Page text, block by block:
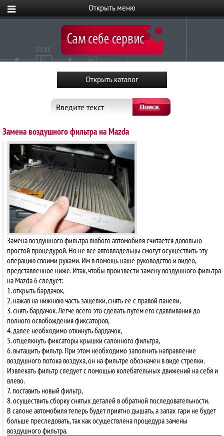
Введите текст
Замена воздушного фильтра на Mazda
Замена воздушного фильтра любого автомобиля считается довольно
простой процедурой. Но не все автовладельцы смогут осуществить эту
операцию своими руками. Им в помощь наше руководство и видео,
представленное ниже. Итак, чтобы произвести замену воздушного фильтра
на Mazda 6 следует:
1. открыть бардачок,
2. нажав на нижнюю часть защелки, снять ее с правой панели,
3. снять бардачок. Легче всего это сделать путем его сдавливания до
полного освобождения фиксаторов,
4. далее необходимо откинуть бардачок,
5. отщелкнуть фиксаторы крышки салонного фильтра,
6. вытащить фильтр. При этом необходимо заполнить направление
воздушного потока воздуха, он на фильтре обозначен в виде стрелки.
Извлекать фильтр следует с помощью колебательных движений на себя и
влево.
7. поставить новый фильтр,
8. осуществить сборку снятых деталей в обратной последовательности.
В салоне автомобиля теперь будет приятно дышать, а запах гари не будет
больше преследовать, так как осуществлена процедура замены
воздушного фильтра.